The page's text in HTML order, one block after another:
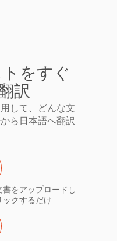
をすぐ
訳
して、どんな文
ら日本語へ翻訳
をアップロードし
クするだけ